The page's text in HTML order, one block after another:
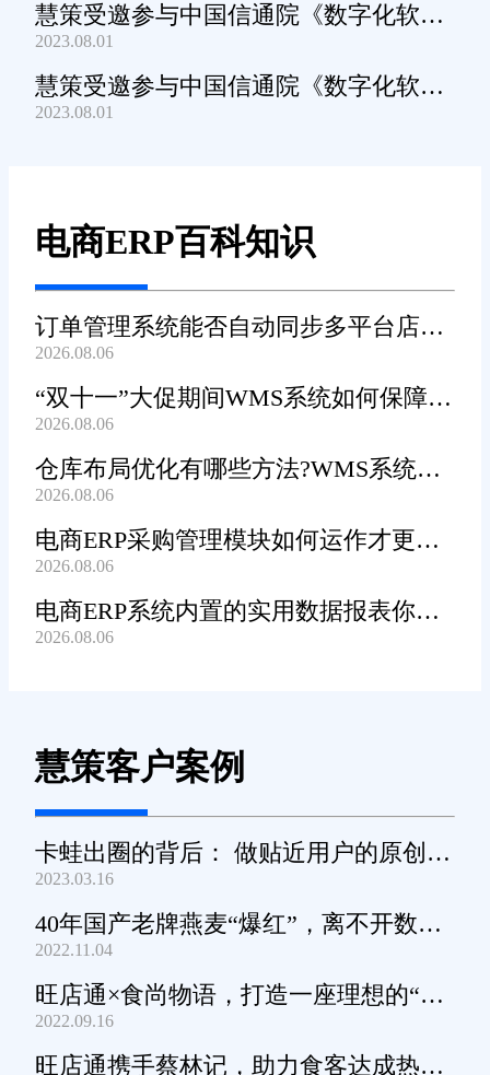
慧策受邀参与中国信通院《数字化软件
产品及服务能力》规范编制工作
2023.08.01
慧策受邀参与中国信通院《数字化软件
产品及服务能力》规范编制工作
2023.08.01
电商ERP百科知识
订单管理系统能否自动同步多平台店铺
订单?
2026.08.06
“双十一”大促期间WMS系统如何保障发
货效率?
2026.08.06
仓库布局优化有哪些方法?WMS系统能
辅助规划吗?
2026.08.06
电商ERP采购管理模块如何运作才更加
高效顺畅?
2026.08.06
电商ERP系统内置的实用数据报表你都
知道哪些?
2026.08.06
慧策客户案例
卡蛙出圈的背后： 做贴近用户的原创小
家电
2023.03.16
40年国产老牌燕麦“爆红”，离不开数字
化工具的支撑
2022.11.04
旺店通×食尚物语，打造一座理想的“零
食王国”
2022.09.16
旺店通携手蔡林记，助力食客达成热干